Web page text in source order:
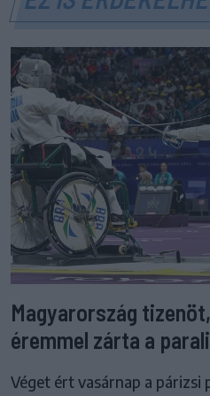
Magyarország
éremmel zárta a
Véget ért vasárnap a párizsi